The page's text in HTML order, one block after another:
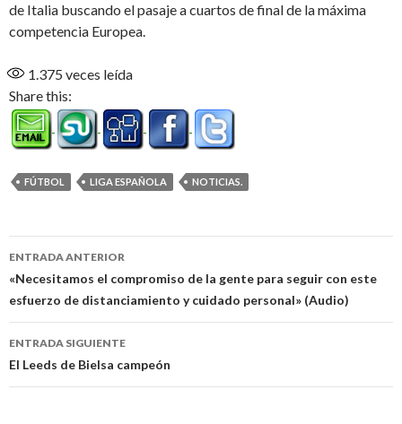
de Italia buscando el pasaje a cuartos de final de la máxima
competencia Europea.
1.375 veces leída
Share this:
FÚTBOL LIGA ESPAÑOLA NOTICIAS.
Navegación
de
entradas
ENTRADA ANTERIOR
«Necesitamos el compromiso de la gente para seguir con este
esfuerzo de distanciamiento y cuidado personal» (Audio)
ENTRADA SIGUIENTE
El Leeds de Bielsa campeón